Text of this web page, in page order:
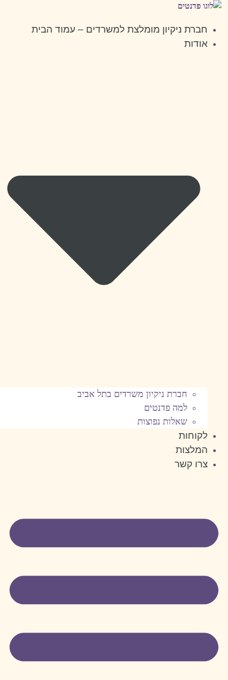
דלג
חברת ניקיון מומלצת למשרדים – עמוד הבית
אודות
חברת ניקיון משרדים בתל אביב
למה פדנטים
שאלות נפוצות
לקוחות
המלצות
צרו קשר